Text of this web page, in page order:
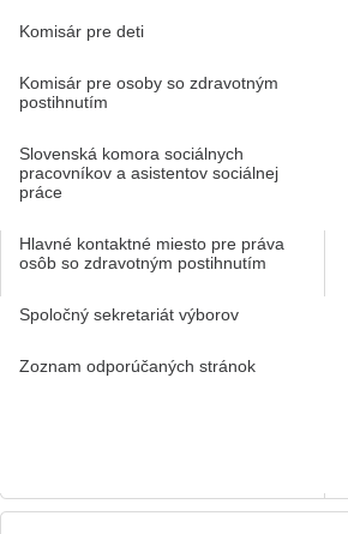
Komisár pre deti
Komisár pre osoby so zdravotným
postihnutím
Slovenská komora sociálnych
pracovníkov a asistentov sociálnej
práce
Hlavné kontaktné miesto pre práva
osôb so zdravotným postihnutím
Spoločný sekretariát výborov
Zoznam odporúčaných stránok